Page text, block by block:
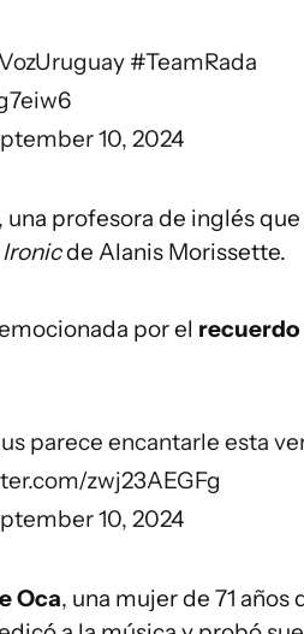
#TeamRada
10, 2024
, una profesora de inglés que
Ironicde Alanis Morissette.
por el recuerdo
parece encantarle esta
zwj23AEGFg
10, 2024
Oca, una mujer de 71 años